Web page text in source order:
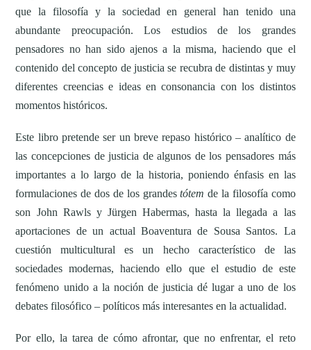
Boaventura
de
Sousa
Santos
cantidad
que la filosofía y la sociedad en general han tenido una
abundante preocupación. Los estudios de los grandes
pensadores no han sido ajenos a la misma, haciendo que el
contenido del concepto de justicia se recubra de distintas y muy
diferentes creencias e ideas en consonancia con los distintos
momentos históricos.
Este libro pretende ser un breve repaso histórico – analítico de
las concepciones de justicia de algunos de los pensadores más
importantes a lo largo de la historia, poniendo énfasis en las
formulaciones de dos de los grandestótemde la filosofía como
son John Rawls y Jürgen Habermas, hasta la llegada a las
aportaciones de un actual Boaventura de Sousa Santos. La
cuestión multicultural es un hecho característico de las
sociedades modernas, haciendo ello que el estudio de este
fenómeno unido a la noción de justicia dé lugar a uno de los
debates filosófico – políticos más interesantes en la actualidad.
Por ello, la tarea de cómo afrontar, que no enfrentar, el reto